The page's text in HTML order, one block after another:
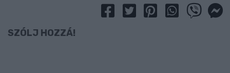
SZÓLJ HOZZÁ!